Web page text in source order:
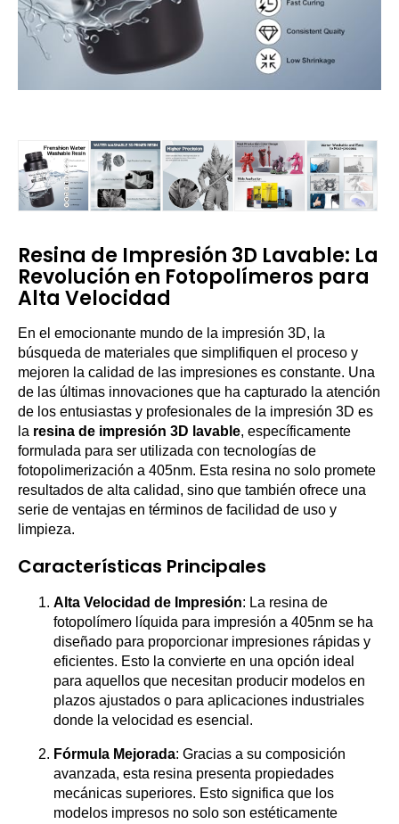
Resina de Impresión 3D Lavable: La
Revolución en Fotopolímeros para
Alta Velocidad
En el emocionante mundo de la impresión 3D, la
búsqueda de materiales que simplifiquen el proceso y
mejoren la calidad de las impresiones es constante. Una
de las últimas innovaciones que ha capturado la atención
de los entusiastas y profesionales de la impresión 3D es
la resina de impresión 3D lavable, específicamente
formulada para ser utilizada con tecnologías de
fotopolimerización a 405nm. Esta resina no solo promete
resultados de alta calidad, sino que también ofrece una
serie de ventajas en términos de facilidad de uso y
limpieza.
Características Principales
Alta Velocidad de Impresión: La resina de
fotopolímero líquida para impresión a 405nm se ha
diseñado para proporcionar impresiones rápidas y
eficientes. Esto la convierte en una opción ideal
para aquellos que necesitan producir modelos en
plazos ajustados o para aplicaciones industriales
donde la velocidad es esencial.
Fórmula Mejorada: Gracias a su composición
avanzada, esta resina presenta propiedades
mecánicas superiores. Esto significa que los
modelos impresos no solo son estéticamente